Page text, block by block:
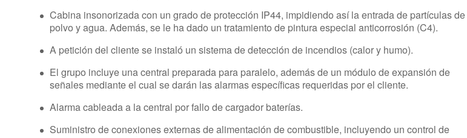
Cabina insonorizada con un grado de protección IP44, impidiendo así la entrada de partículas de
polvo y agua. Además, se le ha dado un tratamiento de pintura especial anticorrosión (C4).
A petición del cliente se instaló un sistema de detección de incendios (calor y humo).
El grupo incluye una central preparada para paralelo, además de un módulo de expansión de
señales mediante el cual se darán las alarmas específicas requeridas por el cliente.
Alarma cableada a la central por fallo de cargador baterías.
Suministro de conexiones externas de alimentación de combustible, incluyendo un control de